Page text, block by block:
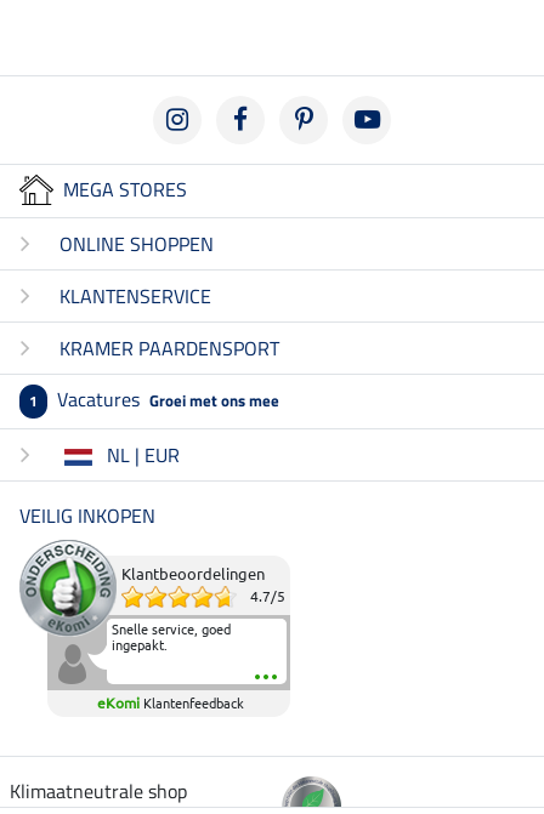
MEGA STORES
ONLINE SHOPPEN
KLANTENSERVICE
KRAMER PAARDENSPORT
1 Vacatures Groei met ons mee
NL | EUR
VEILIG INKOPEN
Klantbeoordelingen
4.7/5
Snelle service, goed
ingepakt.
eKomi Klantenfeedback
Klimaatneutrale shop